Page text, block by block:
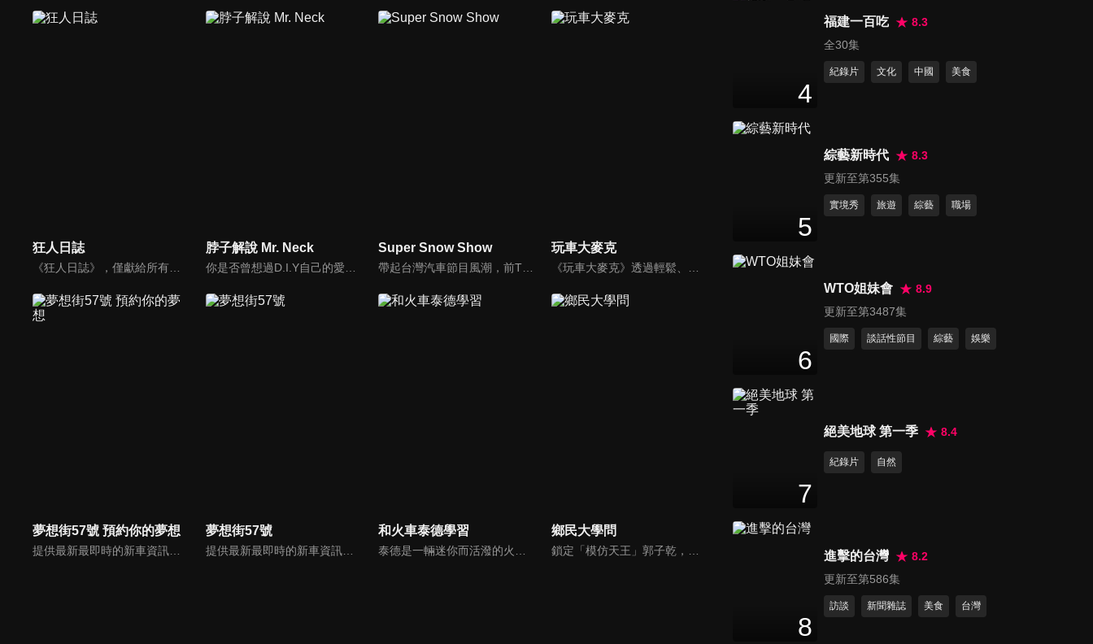
狂人日誌 脖子解說 Mr. Neck Super Snow Show 玩車大麥克
夢想街57號 預約你的夢想
提供最新最即時的新車資訊、邀請汽車達人分享試車報告，同時幫觀眾做最仔細的車款集評！還有專家分享最實用、最省錢的愛車維修撇步，甚至將難得一見的限量車、改裝車直接搬到棚內，將更專業、更豐富、更多元化的內容呈現給觀眾。
夢想街57號
提供最新最即時的新車資訊、邀請汽車達人分享試車報告，同時幫觀眾做最仔細的車款集評。還有專家分享最實用、最省錢的愛車維修撇步，甚至將難得一見的限量車、改裝車直接搬到棚內，將更專業、更豐富、更多元化的內容呈現給觀眾。
和火車泰德學習
泰德是一輛迷你而活潑的火車。 它總是在嘗試新的冒險，並盡可能通過他玩的遊戲學到東西。 在他的冒險中，泰德學習了形狀、顏色和數位。 小朋友們快來和泰德一起快樂地學習吧！
鄉民大學問
鎖定「模仿天王」郭子乾，還有高顏值學霸大學生辛辣提問唷！全新優質節目都在NOWnews《鄉民大學問》！
第252集 【艾兒試駕】正式進
神！｜Royal Enfield Super
第254集 【特別企劃】BMW
R12改裝企劃成果篇！三位大
台限量100台日系越野王者！越
消息？｜TOYOTA LAND
第256集 【Andy老爹試駕】超
1.5T渦輪闊境版｜
第257集 【Andy老爹試駕】市
定位不同要怎麼選？第二排豪
16
PGO iSAVR 威力125
第259集 【特別企劃】最近運
將都在討論的 Abee S91A 三鏡
4
福建一百吃
8.3
全30集
紀錄片 文化 中國 美食
5
綜藝新時代
8.3
更新至第355集
實境秀 旅遊 綜藝 職場
6
WTO姐妹會
8.9
更新至第3487集
國際 談話性節目 綜藝 娛樂
7
絕美地球 第一季 8.4
紀錄片 自然
8
進擊的台灣
8.2
更新至第586集
訪談 新聞雜誌 美食 台灣